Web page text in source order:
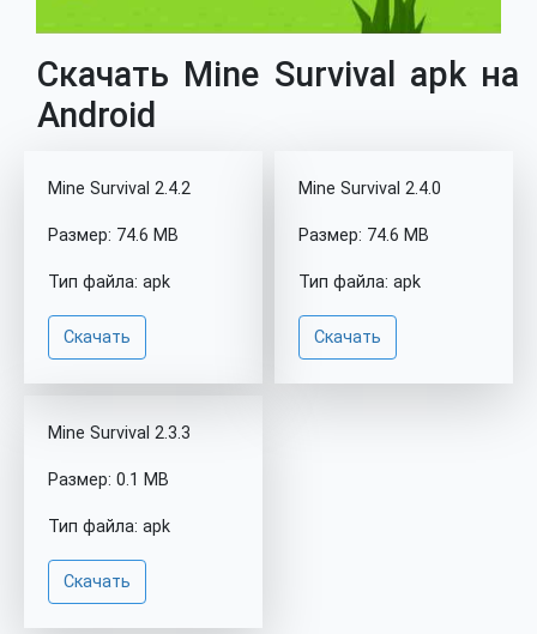
Скачать Mine Survival apk на
Android
Mine Survival 2.4.2
Размер: 74.6 MB
Тип файла: apk
Скачать
Mine Survival 2.4.0
Размер: 74.6 MB
Тип файла: apk
Скачать
Mine Survival 2.3.3
Размер: 0.1 MB
Тип файла: apk
Скачать